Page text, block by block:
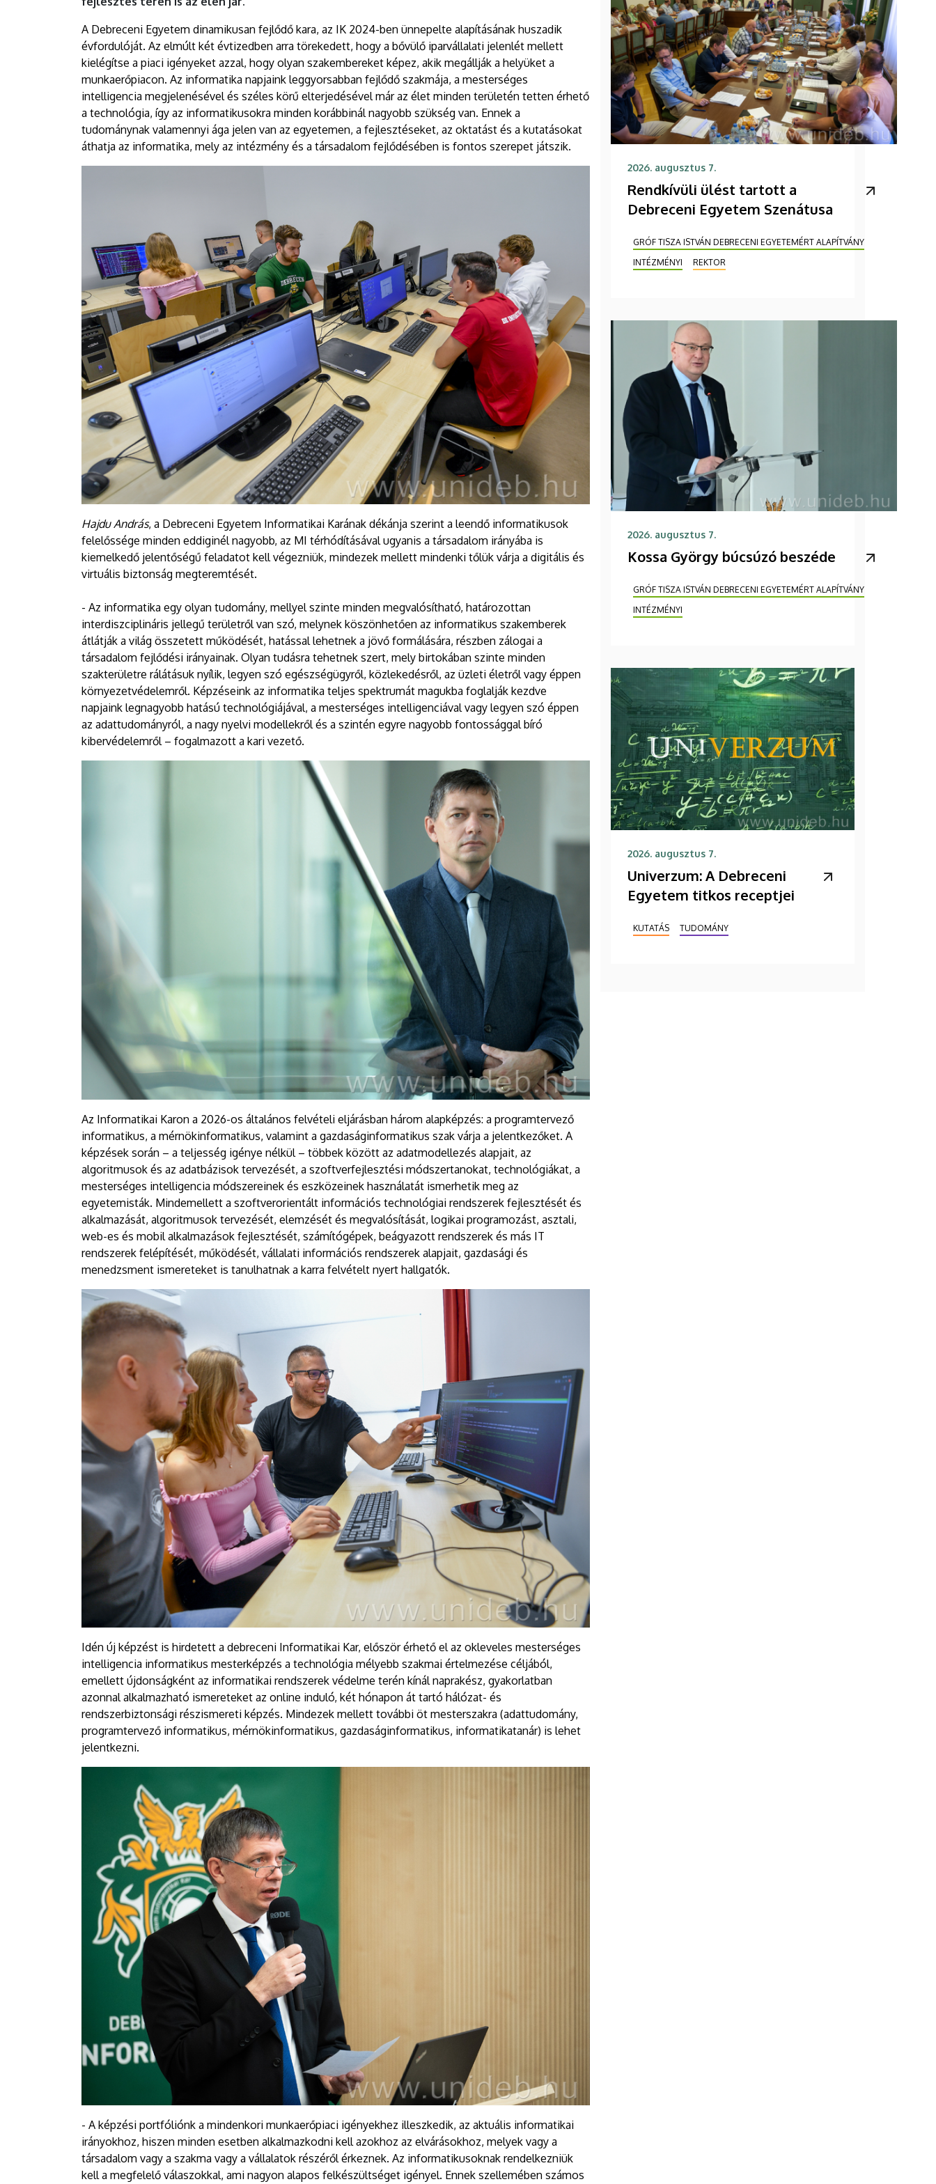
A Debreceni Egyetem dinamikusan fejlődő kara, az IK 2024-ben ünnepelte alapításának huszadik
évfordulóját. Az elmúlt két évtizedben arra törekedett, hogy a bővülő iparvállalati jelenlét mellett
kielégítse a piaci igényeket azzal, hogy olyan szakembereket képez, akik megállják a helyüket a
munkaerőpiacon. Az informatika napjaink leggyorsabban fejlődő szakmája, a mesterséges
intelligencia megjelenésével és széles körű elterjedésével már az élet minden területén tetten érhető
a technológia, így az informatikusokra minden korábbinál nagyobb szükség van. Ennek a
tudománynak valamennyi ága jelen van az egyetemen, a fejlesztéseket, az oktatást és a kutatásokat
áthatja az informatika, mely az intézmény és a társadalom fejlődésében is fontos szerepet játszik.
Hajdu András, a Debreceni Egyetem Informatikai Karának dékánja szerint a leendő informatikusok
felelőssége minden eddiginél nagyobb, az MI térhódításával ugyanis a társadalom irányába is
kiemelkedő jelentőségű feladatot kell végezniük, mindezek mellett mindenki tőlük várja a digitális és
virtuális biztonság megteremtését.
- Az informatika egy olyan tudomány, mellyel szinte minden megvalósítható, határozottan
interdiszciplináris jellegű területről van szó, melynek köszönhetően az informatikus szakemberek
átlátják a világ összetett működését, hatással lehetnek a jövő formálására, részben zálogai a
társadalom fejlődési irányainak. Olyan tudásra tehetnek szert, mely birtokában szinte minden
szakterületre rálátásuk nyílik, legyen szó egészségügyről, közlekedésről, az üzleti életről vagy éppen
környezetvédelemről. Képzéseink az informatika teljes spektrumát magukba foglalják kezdve
napjaink legnagyobb hatású technológiájával, a mesterséges intelligenciával vagy legyen szó éppen
az adattudományról, a nagy nyelvi modellekről és a szintén egyre nagyobb fontossággal bíró
kibervédelemről – fogalmazott a kari vezető.
Az Informatikai Karon a 2026-os általános felvételi eljárásban három alapképzés: a programtervező
informatikus, a mérnökinformatikus, valamint a gazdaságinformatikus szak várja a jelentkezőket. A
képzések során – a teljesség igénye nélkül – többek között az adatmodellezés alapjait, az
algoritmusok és az adatbázisok tervezését, a szoftverfejlesztési módszertanokat, technológiákat, a
mesterséges intelligencia módszereinek és eszközeinek használatát ismerhetik meg az
egyetemisták. Mindemellett a szoftverorientált információs technológiai rendszerek fejlesztését és
alkalmazását, algoritmusok tervezését, elemzését és megvalósítását, logikai programozást, asztali,
web-es és mobil alkalmazások fejlesztését, számítógépek, beágyazott rendszerek és más IT
rendszerek felépítését, működését, vállalati információs rendszerek alapjait, gazdasági és
menedzsment ismereteket is tanulhatnak a karra felvételt nyert hallgatók.
Idén új képzést is hirdetett a debreceni Informatikai Kar, először érhető el az okleveles mesterséges
intelligencia informatikus mesterképzés a technológia mélyebb szakmai értelmezése céljából,
emellett újdonságként az informatikai rendszerek védelme terén kínál naprakész, gyakorlatban
azonnal alkalmazható ismereteket az online induló, két hónapon át tartó hálózat- és
rendszerbiztonsági részismereti képzés. Mindezek mellett további öt mesterszakra (adattudomány,
programtervező informatikus, mérnökinformatikus, gazdaságinformatikus, informatikatanár) is lehet
jelentkezni.
- A képzési portfóliónk a mindenkori munkaerőpiaci igényekhez illeszkedik, az aktuális informatikai
irányokhoz, hiszen minden esetben alkalmazkodni kell azokhoz az elvárásokhoz, melyek vagy a
társadalom vagy a szakma vagy a vállalatok részéről érkeznek. Az informatikusoknak rendelkezniük
kell a megfelelő válaszokkal, ami nagyon alapos felkészültséget igényel. Ennek szellemében számos
2026. augusztus 7.
Rendkívüli ülést tartott a
Debreceni Egyetem Szenátusa
GRÓF TISZA ISTVÁN DEBRECENI EGYETEMÉRT ALAPÍTVÁNY
INTÉZMÉNYI
REKTOR
2026. augusztus 7.
Kossa György búcsúzó beszéde
GRÓF TISZA ISTVÁN DEBRECENI EGYETEMÉRT ALAPÍTVÁNY
INTÉZMÉNYI
2026. augusztus 7.
Univerzum: A Debreceni
Egyetem titkos receptjei
KUTATÁS TUDOMÁNY